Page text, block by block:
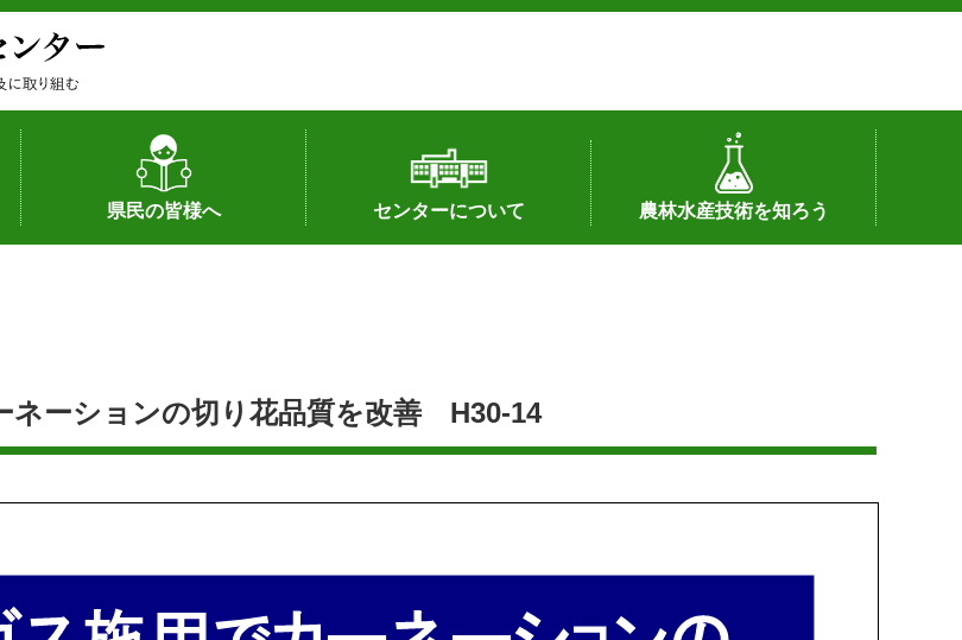
県民の皆様へ
作物や園芸に関する新技術
畜産に関する新技術
森林林業に関する新技術
病害虫に関する新技術
食品加工に関する新技術
水産に関する新技術
作物や園芸に関する豆知識
病害虫に関する豆知識
畜産に関する豆知識
水産に関する豆知識
バイテク・農業環境・機械関係
食品加工に関する豆知識
森林林業に関する豆知識
センターについて
所長あいさつ
組織（各部署へのリンク）
アクセス
沿革
所内の施設配置図
農林水産技術を知ろう
センターの話題
私の試験研究
試験研究課題
第6期中期業務計画
オンライン研究報告
刊行物
知的財産に関する相談窓口
ネーションの切り花品質を改善 H30-14